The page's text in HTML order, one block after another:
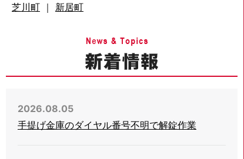
芝川町 ｜ 新居町
2026.08.05
手提げ金庫のダイヤル番号不明で解錠作業